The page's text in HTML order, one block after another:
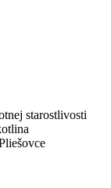
starostlivosti